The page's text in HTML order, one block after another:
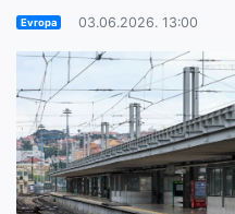
Evropa 03.06.2026. 13:00